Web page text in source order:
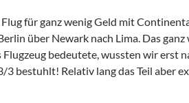
für ganz wenig Geld mit
über Newark nach Lima. Das ganz
Flugzeug bedeutete, wussten wir erst
3 bestuhlt! Relativ lang das Teil aber